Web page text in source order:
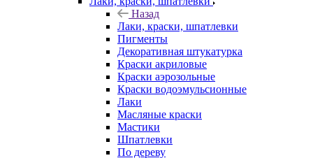
Назад
Лаки, краски, шпатлевки
Пигменты
Декоративная штукатурка
Краски акриловые
Краски аэрозольные
Краски водоэмульсионные
Лаки
Масляные краски
Мастики
Шпатлевки
По дереву